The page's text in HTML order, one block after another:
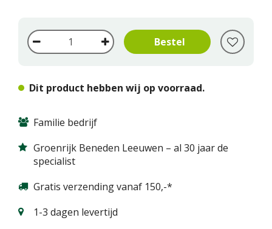
Dit product hebben wij op voorraad.
Familie bedrijf
Groenrijk Beneden Leeuwen – al 30 jaar de
specialist
Gratis verzending vanaf 150,-*
1-3 dagen levertijd